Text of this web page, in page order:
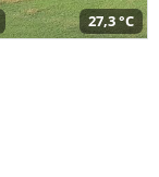
27,3 °C